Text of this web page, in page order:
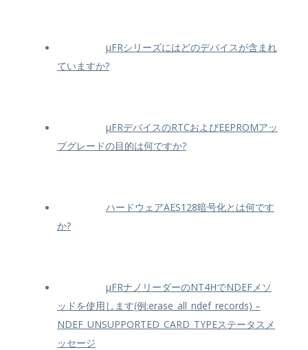
μFRシリーズにはどのデバイスが含まれ
ていますか?
μFRデバイスのRTCおよびEEPROMアッ
プグレードの目的は何ですか?
ハードウェアAES128暗号化とは何です
か?
μFRナノリーダーのNT4HでNDEFメソ
ッドを使用します(例:erase_all_ndef_records) –
NDEF_UNSUPPORTED_CARD_TYPEステータスメ
ッセージ